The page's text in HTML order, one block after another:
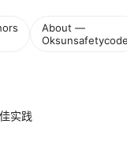
About —
实践